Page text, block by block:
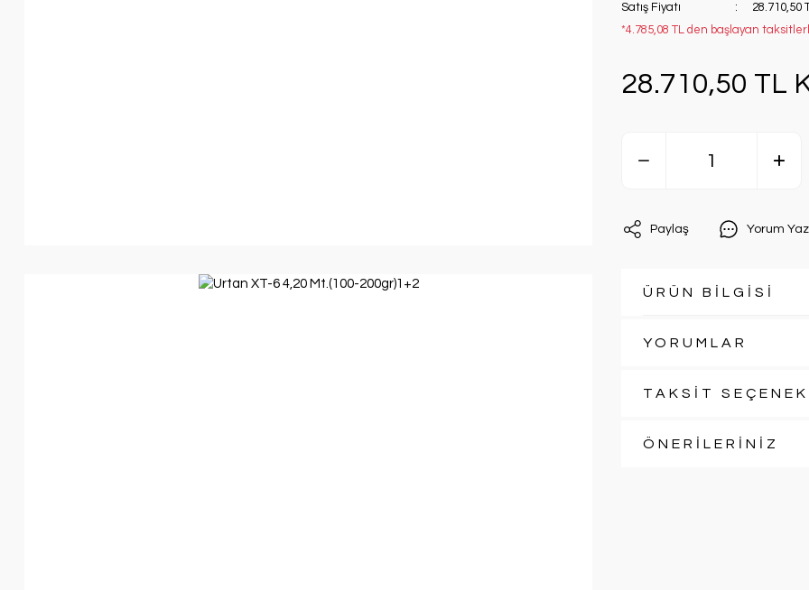
Satış Fiyatı
28.710,50
*4.785,08 TL den başlayan
28.710,50 TL
Paylaş Yorum Yaz
ÜRÜN BİLGİSİ
YORUMLAR
TAKSİT
ÖNERİLERİNİZ